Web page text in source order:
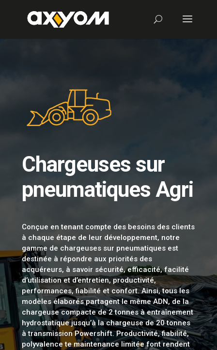
Chargeuses sur
pneumatiques Agri
Conçue en tenant compte des besoins des clients
à chaque étape de leur développement, notre
gamme de chargeuses sur pneumatiques est
destinée à répondre aux priorités des
acquéreurs, à savoir sécurité, efficacité, facilité
d’utilisation et d’entretien, productivité,
performances, fiabilité et confort. Ainsi, tous les
modèles élaborés partagent le même ADN, de la
chargeuse compacte de 2 tonnes à entraînement
hydrostatique jusqu’à la chargeuse de 20 tonnes
à transmission Powershift. Productivité, fiabilité,
polyvalence te maintenance limitée font rendent